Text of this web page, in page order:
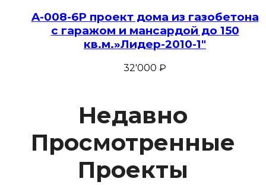
A-008-6P проект дома из газобетона
с гаражом и мансардой до 150
кв.м.»Лидер-2010-1″
32'000 ₽
Недавно
Просмотренные
Проекты